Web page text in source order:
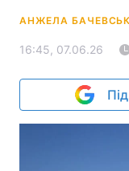
АНЖЕЛА
16:45, 07.06.26